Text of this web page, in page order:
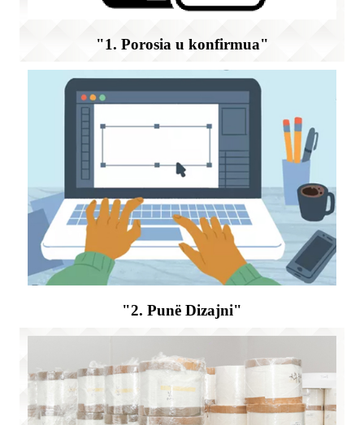
"1. Porosia u konfirmua"
"2. Punë Dizajni"